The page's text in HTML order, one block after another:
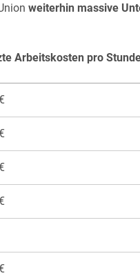
weiterhin massive
Arbeitskosten pro